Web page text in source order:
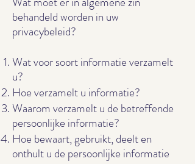
behandeld worden in uw
privacybeleid?
Wat voor soort informatie verzamelt
u?
Hoe verzamelt u informatie?
Waarom verzamelt u de betreffende
persoonlijke informatie?
Hoe bewaart, gebruikt, deelt en
onthult u de persoonlijke informatie